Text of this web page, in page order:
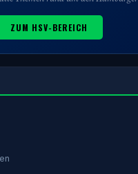
ZUM HSV-BEREICH